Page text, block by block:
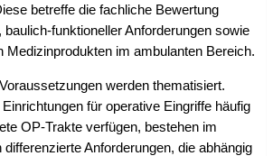
betreffe die fachliche Bewertung
funktioneller Anforderungen sowie
Medizinprodukten im ambulanten Bereich.
werden thematisiert.
für operative Eingriffe häufig
OP-Trakte verfügen, bestehen im
Anforderungen, die abhängig